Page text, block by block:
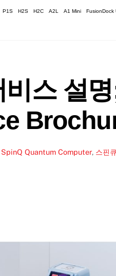
P1S H2S H2C A2L A1 Mini FusionDock
스 설
SpinQ Quantum Computer, 스핀